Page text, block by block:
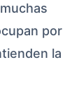
por
la